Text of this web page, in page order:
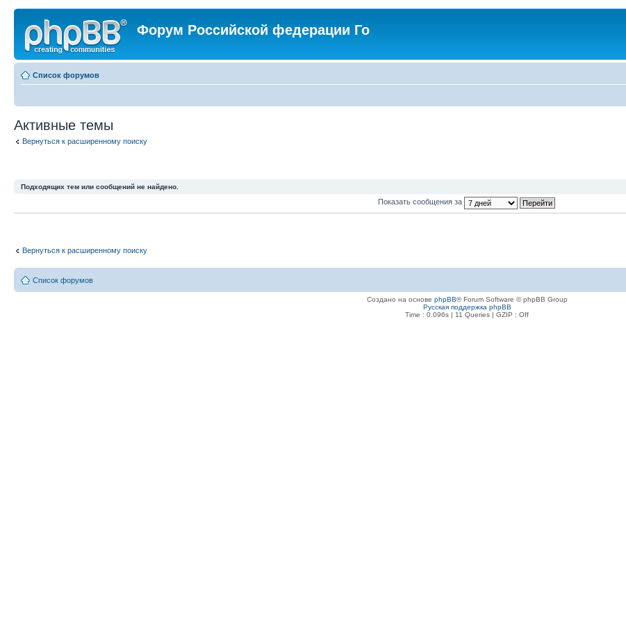
Форум Российской федерации Го
Список форумов
Активные темы
Вернуться к расширенному поиску
Подходящих тем или сообщений не найдено.
Показать сообщения за
Вернуться к расширенному поиску
Список форумов
Создано на основе phpBB® Forum Software © phpBB Group
Русская поддержка phpBB
Time : 0.096s | 11 Queries | GZIP : Off